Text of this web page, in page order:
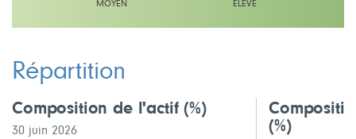
MOYEN
ÉLEVÉ
Répartition
Composition de l'actif(%)
30 juin 2026
(%)